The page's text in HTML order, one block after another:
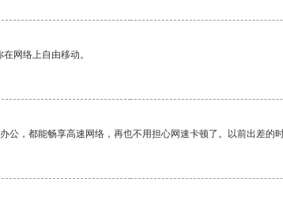
网络上自由移动。
，都能畅享高速网络，再也不用担心网速卡顿了。以前出差的